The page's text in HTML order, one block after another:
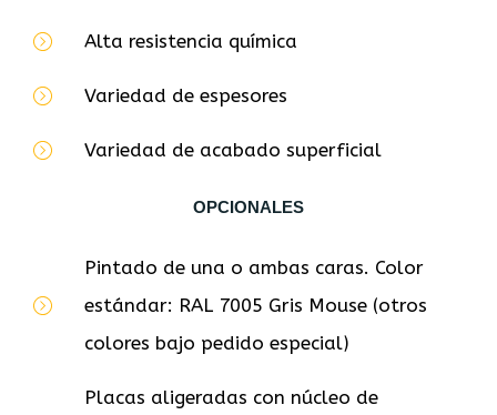
Alta resistencia química
Variedad de espesores
Variedad de acabado superficial
OPCIONALES
Pintado de una o ambas caras. Color
estándar: RAL 7005 Gris Mouse (otros
colores bajo pedido especial)
Placas aligeradas con núcleo de